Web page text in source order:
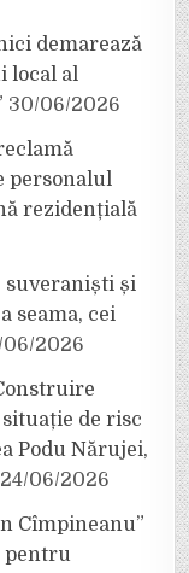
demarează
local al
30/06/2026
personalul
rezidențială
suveraniști și
seama, cei
06/2026
de risc
Podu Nărujei,
24/06/2026
Cîmpineanu”
pentru